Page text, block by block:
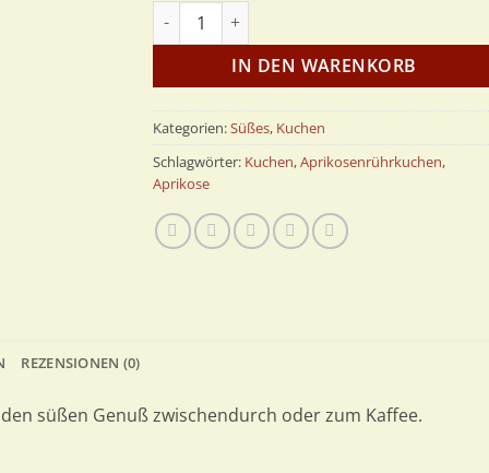
Aprikosenrührkuchen Menge
IN DEN WARENKORB
Kategorien:Süßes, Kuchen
Schlagwörter: Kuchen,Aprikosenrührkuchen,
Aprikose
REZENSIONEN (0)
süßen Genuß zwischendurch oder zum Kaffee.